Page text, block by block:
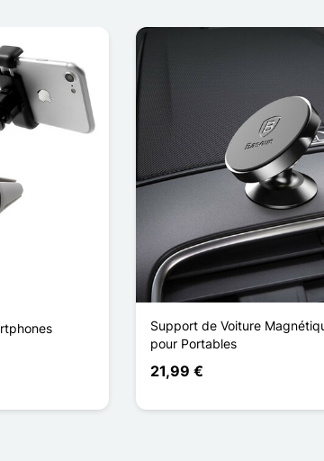
Support de Voiture
pour Portables
21,99 €